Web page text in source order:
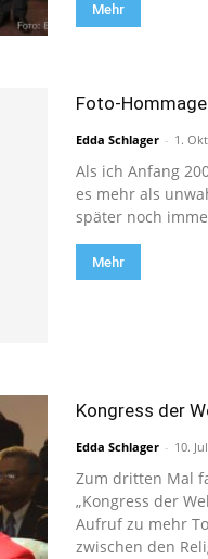
Mehr
Foto-
Edda Schlager - 1.
Als ich Anfang
es mehr als
später noch
Mehr
Kongress der
Edda Schlager - 10.
Zum dritten Mal
„Kongress der
Aufruf zu mehr
zwischen den